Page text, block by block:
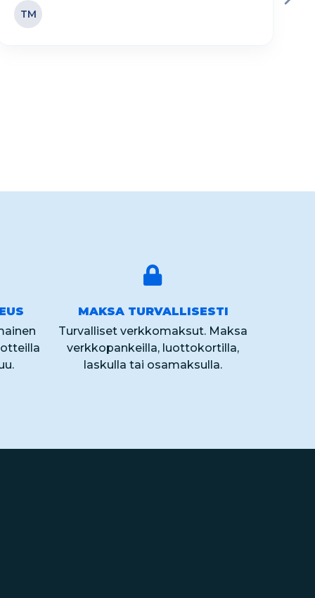
TM
MAKSA TURVALLISESTI
Turvalliset verkkomaksut. Maksa
verkkopankeilla, luottokortilla,
laskulla tai osamaksulla.